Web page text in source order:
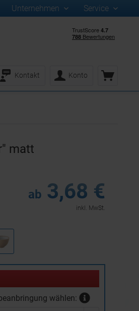
Unternehmen Service
Kontakt Konto
matt
ab 3,68 €
inkl. MwSt.
wählen: